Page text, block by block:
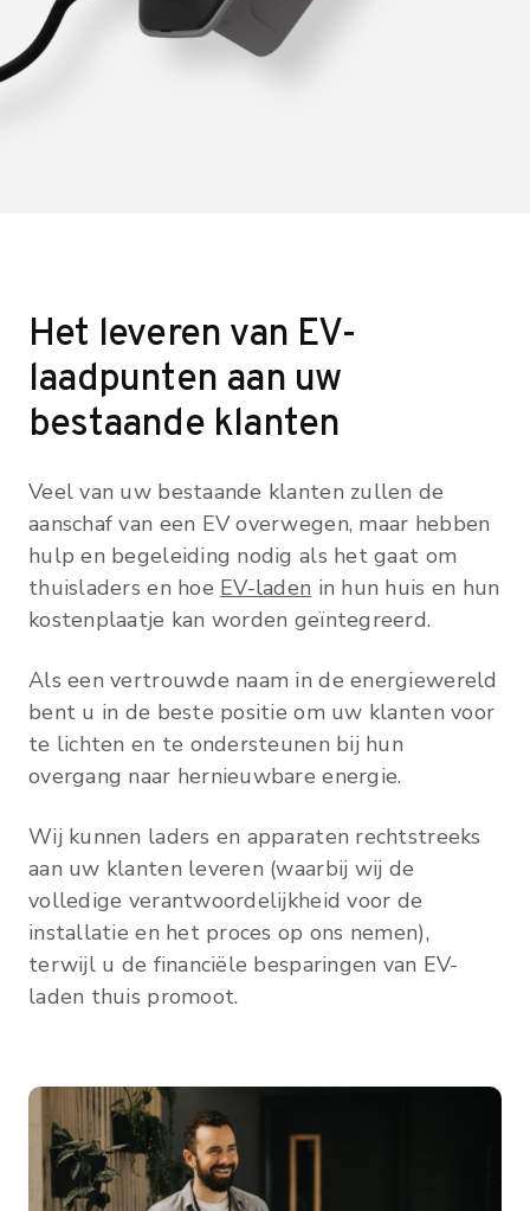
Het leveren van EV-
laadpunten aan uw
bestaande klanten
Veel van uw bestaande klanten zullen de
aanschaf van een EV overwegen, maar hebben
hulp en begeleiding nodig als het gaat om
thuisladers en hoe EV-laden in hun huis en hun
kostenplaatje kan worden geïntegreerd.
Als een vertrouwde naam in de energiewereld
bent u in de beste positie om uw klanten voor
te lichten en te ondersteunen bij hun
overgang naar hernieuwbare energie.
Wij kunnen laders en apparaten rechtstreeks
aan uw klanten leveren (waarbij wij de
volledige verantwoordelijkheid voor de
installatie en het proces op ons nemen),
terwijl u de financiële besparingen van EV-
laden thuis promoot.